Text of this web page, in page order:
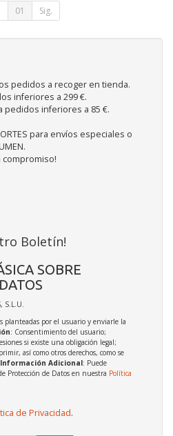
01 Sig.
pedidos a recoger en tienda.
inferiores a 299 €.
pedidos inferiores a 85 €.
para envíos especiales o
compromiso!
Boletín!
SOBRE
S.L.U.
planteadas por el usuario y enviarle la
: Consentimiento del usuario;
si existe una obligación legal;
así como otros derechos, como se
Información Adicional: Puede
Protección de Datos en nuestra Política
de Privacidad.